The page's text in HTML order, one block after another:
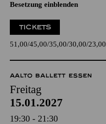
Besetzung einblenden
TICKETS
51,00 45,00 35,00 30,00 23,00
AALTO BALLETT ESSEN
Freitag
15.01.2027
19:30 - 21:30